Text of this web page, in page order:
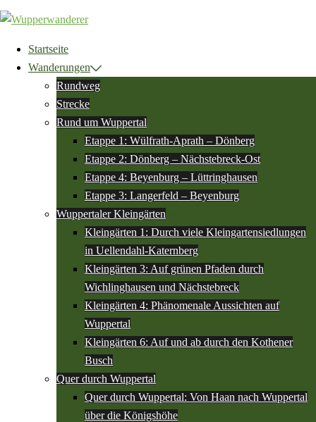
Zum
Inhalt
springenStartseite
Wanderungen
Rundweg
Strecke
Rund um Wuppertal
Etappe 1: Wülfrath-Aprath – Dönberg
Etappe 2: Dönberg – Nächstebreck-Ost
Etappe 4: Beyenburg – Lüttringhausen
Etappe 3: Langerfeld – Beyenburg
Wuppertaler Kleingärten
Kleingärten 1: Durch viele Kleingartensiedlungen
in Uellendahl-Katernberg
Kleingärten 3: Auf grünen Pfaden durch
Wichlinghausen und Nächstebreck
Kleingärten 4: Phänomenale Aussichten auf
Wuppertal
Kleingärten 6: Auf und ab durch den Kothener
Busch
Quer durch Wuppertal
Quer durch Wuppertal: Von Haan nach Wuppertal
über die Königshöhe